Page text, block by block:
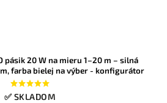
pásik 20 W na mieru 1–20 m – silná
farba bielej na výber - konfigurátor
✅ SKLADOM